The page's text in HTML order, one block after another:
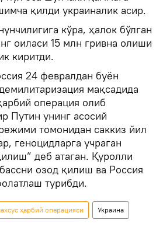
қилди украиналик асир.
кўра, ҳалок бўлган
оиласи 15 млн гривна олиши
киритди.
24 февралдан буён
мақсадида
операция олиб
Путин унинг асосий
томонидан саккиз йил
геноцидларга учраган
деб атаган. Қуролли
озод қилиш ва Россия
турибди.
ҳарбий операцияси Украина